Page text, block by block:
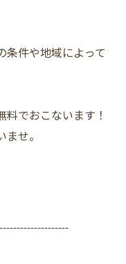
条件や地域によって
でおこないます！
せ。